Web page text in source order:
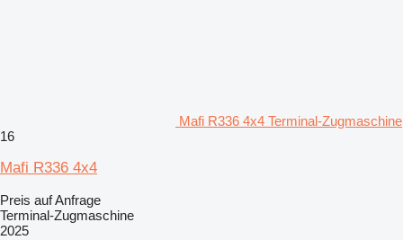
Mafi R336 4x4 Terminal-Zugmaschine
16
Mafi R336 4x4
Preis auf Anfrage
Terminal-Zugmaschine
2025